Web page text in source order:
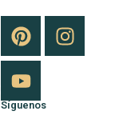
Síguenos